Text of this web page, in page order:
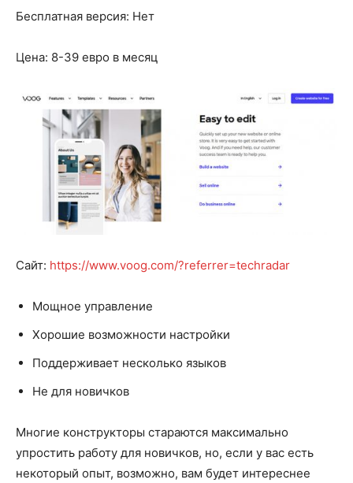
Бесплатная версия: Нет
Цена: 8-39 евро в месяц
Сайт: https://www.voog.com/?referrer=techradar
Мощное управление
Хорошие возможности настройки
Поддерживает несколько языков
Не для новичков
Многие конструкторы стараются максимально
упростить работу для новичков, но, если у вас есть
некоторый опыт, возможно, вам будет интереснее